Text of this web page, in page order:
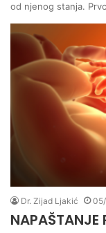
od njenog stanja.
Dr. Zijad Ljakić
NAPAŠTANJE